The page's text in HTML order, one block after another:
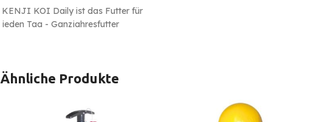
KENJI KOI Daily ist das Futter für
jeden Tag - Ganzjahresfutter
In 3mm und 6mm verfügbar
Ähnliche Produkte